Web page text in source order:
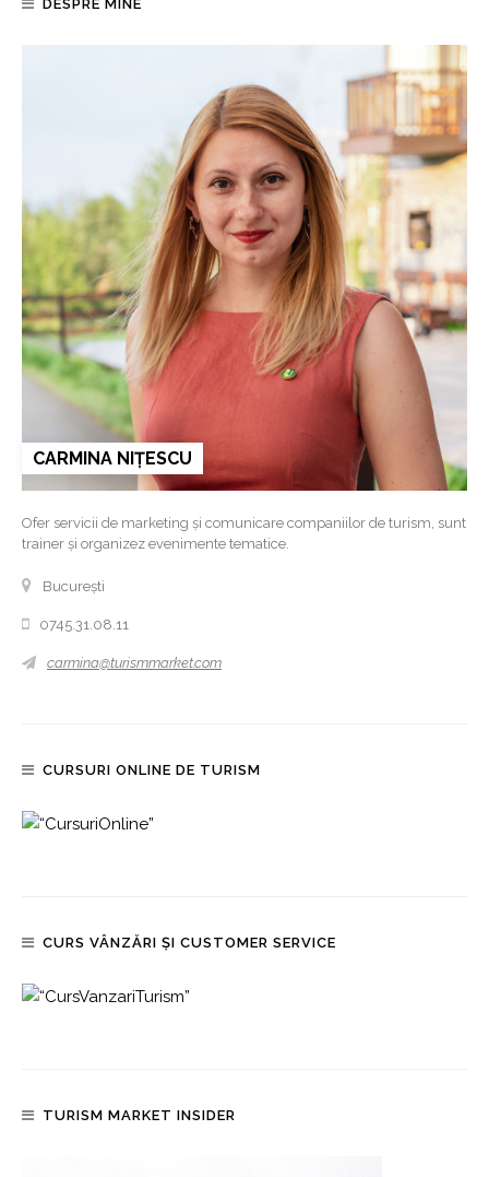
DESPRE MINE
CARMINA NIȚESCU
Ofer servicii de marketing și comunicare companiilor de turism, sunt
trainer și organizez evenimente tematice.
București
0745.31.08.11
carmina@turismmarket.com
CURSURI ONLINE DE TURISM
CURS VÂNZĂRI ȘI CUSTOMER SERVICE
TURISM MARKET INSIDER